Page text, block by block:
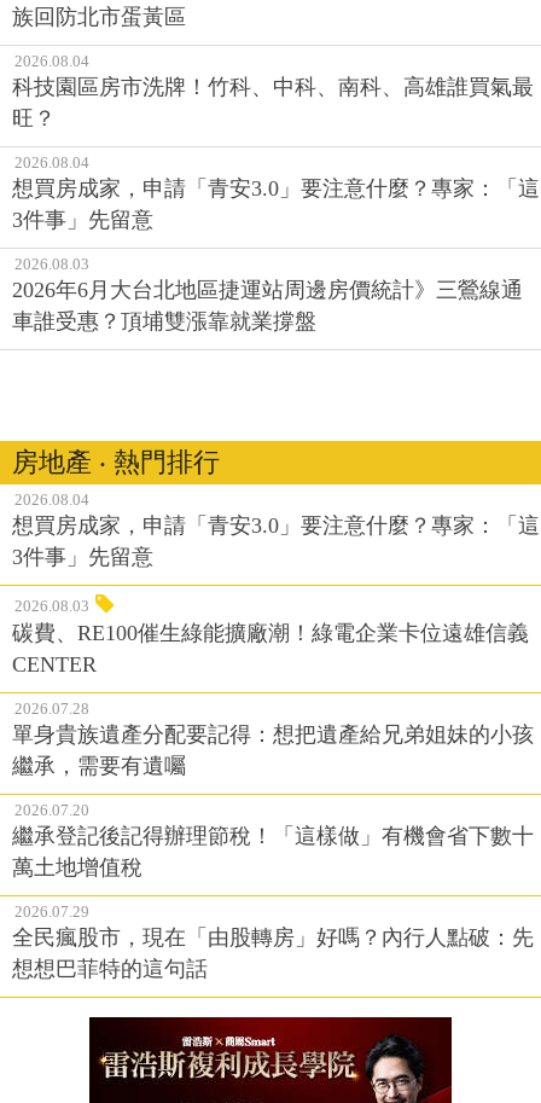
族回防北市蛋黃區
2026.08.04
科技園區房市洗牌！竹科、中科、南科、高雄誰買氣最
旺？
2026.08.04
想買房成家，申請「青安3.0」要注意什麼？專家：「這
3件事」先留意
2026.08.03
2026年6月大台北地區捷運站周邊房價統計》三鶯線通
車誰受惠？頂埔雙漲靠就業撐盤
房地產 ‧ 熱門排行
2026.08.04
想買房成家，申請「青安3.0」要注意什麼？專家：「這
3件事」先留意
2026.08.03
碳費、RE100催生綠能擴廠潮！綠電企業卡位遠雄信義
CENTER
2026.07.28
單身貴族遺產分配要記得：想把遺產給兄弟姐妹的小孩
繼承，需要有遺囑
2026.07.20
繼承登記後記得辦理節稅！「這樣做」有機會省下數十
萬土地增值稅
2026.07.29
全民瘋股市，現在「由股轉房」好嗎？內行人點破：先
想想巴菲特的這句話